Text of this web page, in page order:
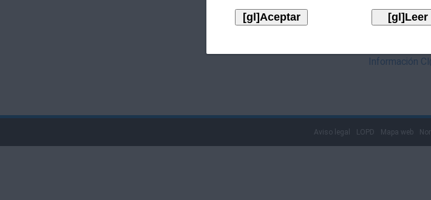
Información
Aviso legal LOPD Mapa web